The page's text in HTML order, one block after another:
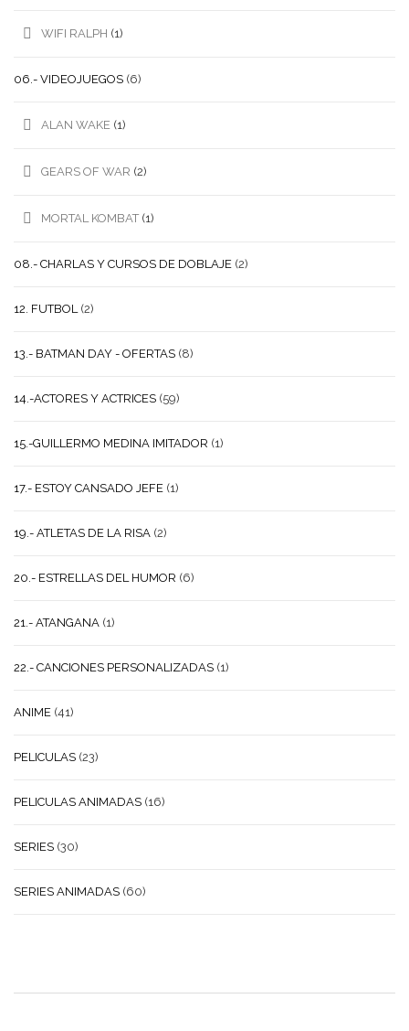
WIFI RALPH (1)
06.- VIDEOJUEGOS (6)
ALAN WAKE (1)
GEARS OF WAR (2)
MORTAL KOMBAT (1)
08.- CHARLAS Y CURSOS DE DOBLAJE (2)
12. FUTBOL (2)
13.- BATMAN DAY - OFERTAS (8)
14.-ACTORES Y ACTRICES (59)
15.-GUILLERMO MEDINA IMITADOR (1)
17.- ESTOY CANSADO JEFE (1)
19.- ATLETAS DE LA RISA (2)
20.- ESTRELLAS DEL HUMOR (6)
21.- ATANGANA (1)
22.- CANCIONES PERSONALIZADAS (1)
ANIME (41)
PELICULAS (23)
PELICULAS ANIMADAS (16)
SERIES (30)
SERIES ANIMADAS (60)